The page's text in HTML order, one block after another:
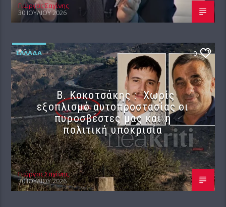
Γιώργος Σαχίνης
30 ΙΟΥΛΊΟΥ 2026
ΕΛΛΆΔΑ 0
Β. Κοκοτσάκης : Χωρίς
εξοπλισμό αυτοπροστασίας οι
πυροσβέστες μας και η
πολιτική υποκρισία
Γιώργος Σαχίνης
30 ΙΟΥΛΊΟΥ 2026